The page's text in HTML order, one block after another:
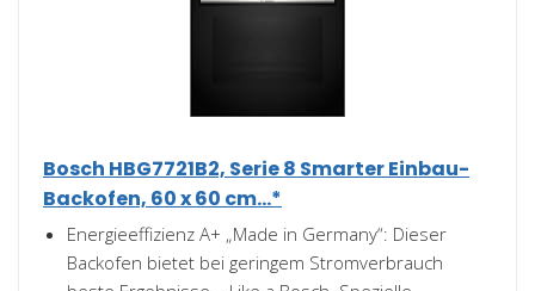
Bosch HBG7721B2, Serie 8 Smarter Einbau-
Backofen, 60 x 60 cm...*
Energieeffizienz A+ „Made in Germany“: Dieser
Backofen bietet bei geringem Stromverbrauch